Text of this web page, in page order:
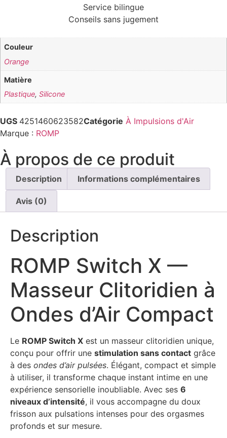
Service bilingue
Conseils sans jugement
Couleur
Orange
Matière
Plastique,Silicone
UGS 4251460623582Catégorie À Impulsions d'Air
Marque : ROMP
À propos de ce produit
Description Informations complémentaires
Avis (0)
Description
ROMP Switch X —
Masseur Clitoridien à
Ondes d’Air Compact
Le ROMP Switch X est un masseur clitoridien unique,
conçu pour offrir une stimulation sans contact grâce
à des ondes d’air pulsées. Élégant, compact et simple
à utiliser, il transforme chaque instant intime en une
expérience sensorielle inoubliable. Avec ses 6
niveaux d’intensité, il vous accompagne du doux
frisson aux pulsations intenses pour des orgasmes
profonds et sur mesure.